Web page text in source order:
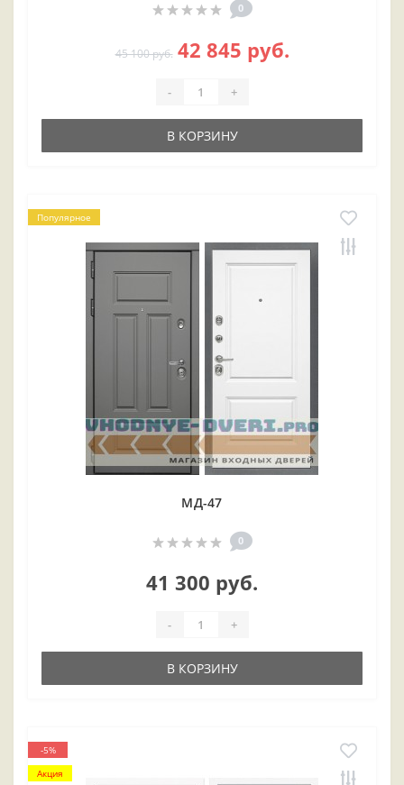
0
45 100 руб. 42 845 руб.
- +
В КОРЗИНУ
Популярное
МД-47
0
41 300 руб.
- +
В КОРЗИНУ
-5%
Акция